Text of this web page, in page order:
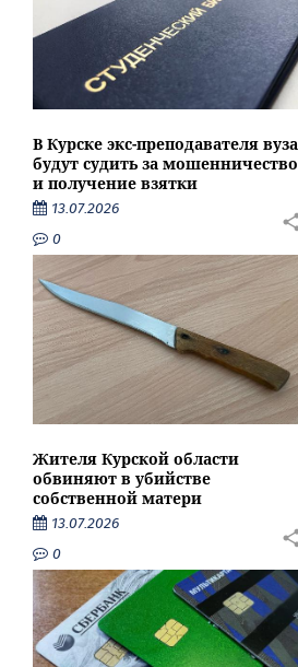
В Курске экс-преподавателя вуза
будут судить за мошенничество
и получение взятки
13.07.2026
0
Жителя Курской области
обвиняют в убийстве
собственной матери
13.07.2026
0